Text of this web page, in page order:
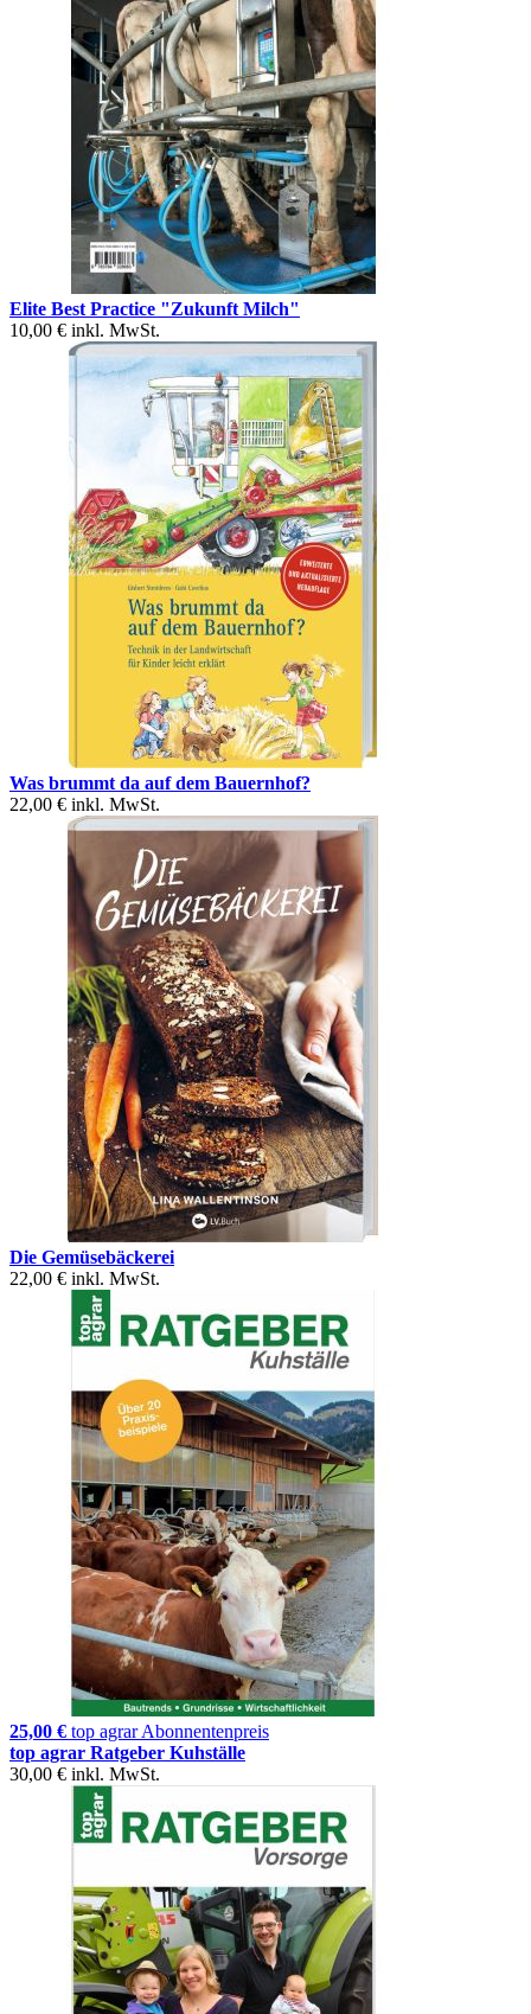
Elite Best Practice "Zukunft Milch"
10,00 € inkl. MwSt.
Was brummt da auf dem Bauernhof?
22,00 € inkl. MwSt.
Die Gemüsebäckerei
22,00 € inkl. MwSt.
25,00 € top agrar Abonnentenpreis
top agrar Ratgeber Kuhställe
30,00 € inkl. MwSt.